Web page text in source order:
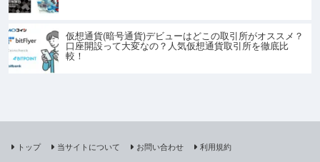
仮想通貨(暗号通貨)デビューはどこの取引所がオススメ？
口座開設って大変なの？人気仮想通貨取引所を徹底比
較！
トップ 当サイトについて お問い合わせ 利用規約